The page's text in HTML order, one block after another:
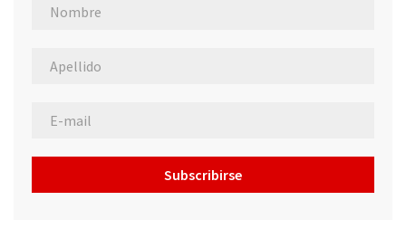
Subscribirse